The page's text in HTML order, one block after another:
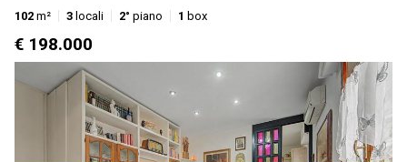
102 m² 3 locali 2° piano 1 box
€ 198.000